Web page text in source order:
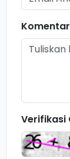
Komentar
Verifikasi